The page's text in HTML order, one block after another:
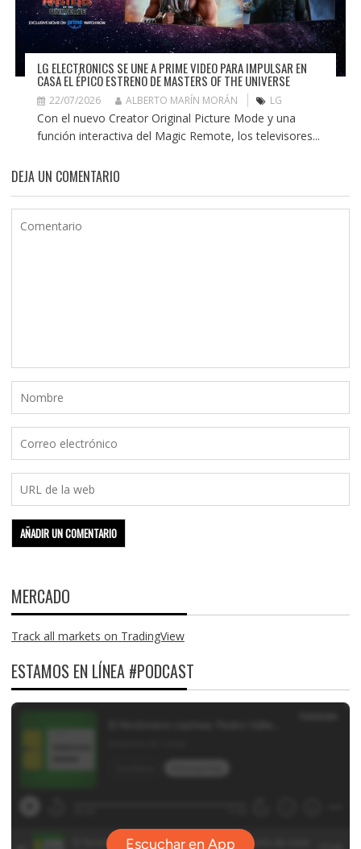
LG ELECTRONICS SE UNE A PRIME VIDEO PARA IMPULSAR EN
CASA EL ÉPICO ESTRENO DE MASTERS OF THE UNIVERSE
22/07/2026 ALBERTO MARÍN MORÁN LG
Con el nuevo Creator Original Picture Mode y una
función interactiva del Magic Remote, los televisores...
DEJA UN COMENTARIO
MERCADO
Track all markets on TradingView
ESTAMOS EN LÍNEA #PODCAST